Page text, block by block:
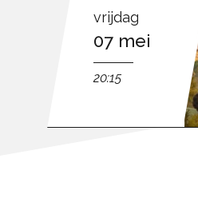
vrijdag
07 mei
20:15